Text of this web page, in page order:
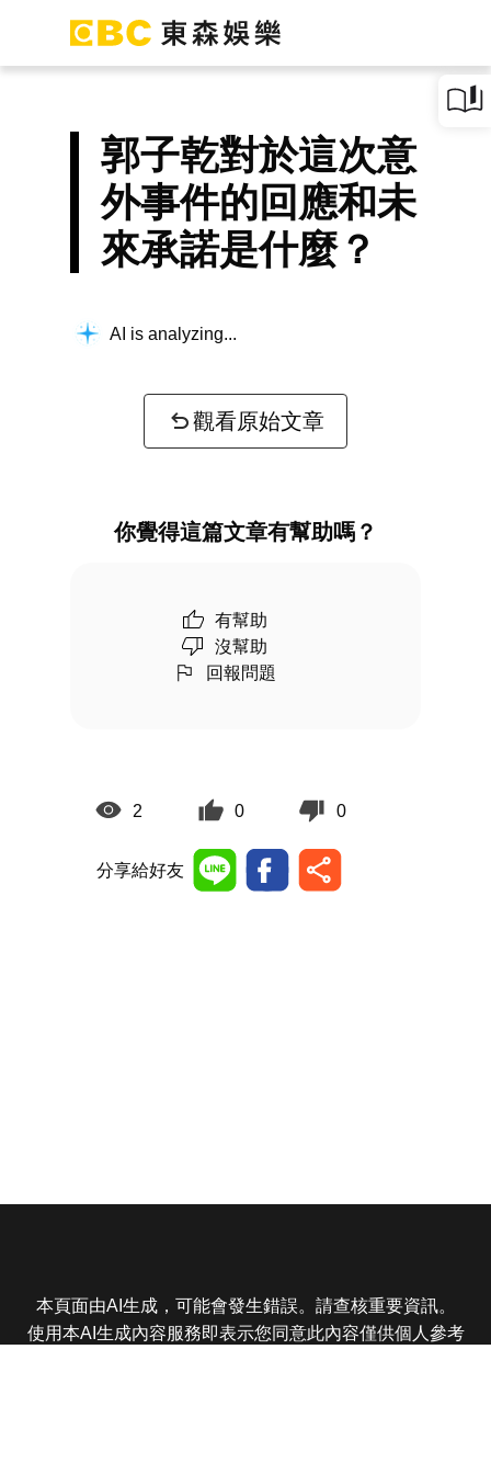
郭子乾對於這次意
外事件的回應和未
來承諾是什麼？
AI is analyzing...
觀看原始文章
你覺得這篇文章有幫助嗎？
有幫助
沒幫助
回報問題
2 0 0
分享給好友
本頁面由AI生成，可能會發生錯誤。請查核重要資訊。
使用本AI生成內容服務即表示您同意此內容僅供個人參考